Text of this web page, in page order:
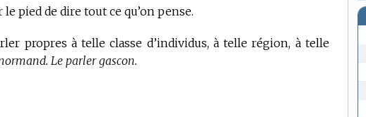
le pied de dire tout ce qu’on pense.
propres à telle classe d’individus, à telle région, à telle
Le parler gascon.